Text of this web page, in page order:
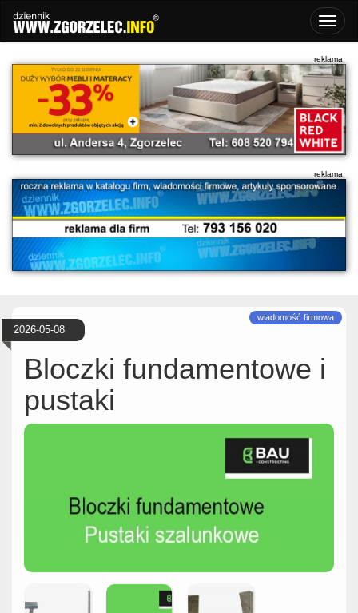
2026-05-08
Bloczki fundamentowe i
pustaki